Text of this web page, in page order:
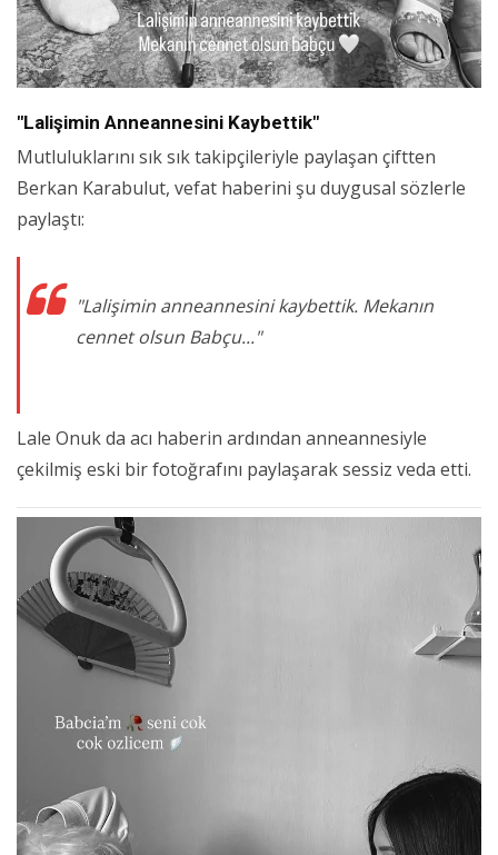
"Lalişimin Anneannesini Kaybettik"
Mutluluklarını sık sık takipçileriyle paylaşan çiftten
Berkan Karabulut, vefat haberini şu duygusal sözlerle
paylaştı:
"Lalişimin anneannesini kaybettik. Mekanın
cennet olsun Babçu..."
Lale Onuk da acı haberin ardından anneannesiyle
çekilmiş eski bir fotoğrafını paylaşarak sessiz veda etti.